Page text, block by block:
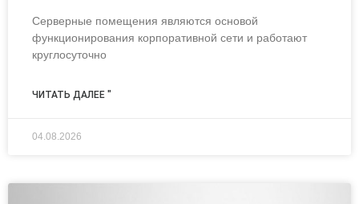
Серверные помещения являются основой
функционирования корпоративной сети и работают
круглосуточно
ЧИТАТЬ ДАЛЕЕ "
04.08.2026